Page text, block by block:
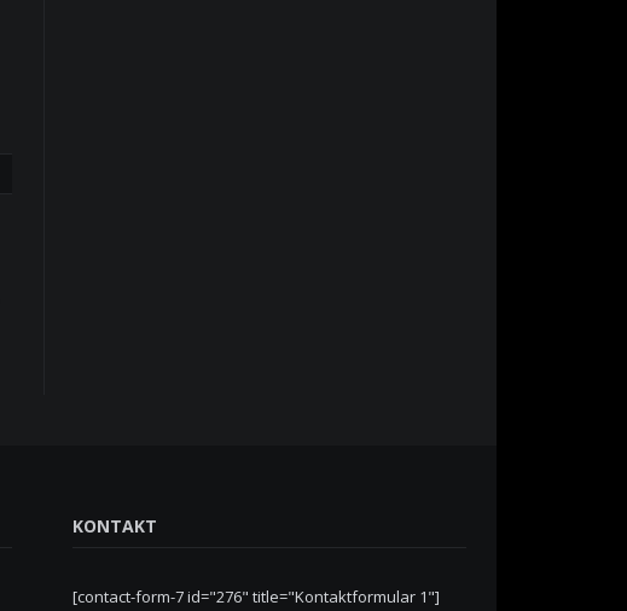
KONTAKT
[contact-form-7 id="276" title="Kontaktformular 1"]